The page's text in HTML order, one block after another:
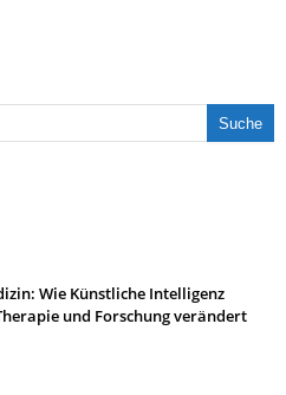
Wie Künstliche Intelligenz
und Forschung verändert